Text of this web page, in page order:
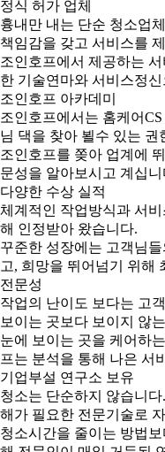
정식 허가 업체
흉내만 내는 단순 청소업
책임감을 갖고 서비스를
조인호프에서 제공하는
한 기술연마와 서비스정
조인호프 아카데미
조인호프에서는 홈케어
님 댁을 찾아 뵐수 있는 권
조인호프를 쫒아 업계에
문성을 알아보시고 계십
다양한 수상 실적
체계적인 작업방식과 서
해 인정받아 왔습니다.
꾸준한 성장에는 고객님
고, 희망을 뛰어넘기 위해
전문성
작업의 난이도 보다는 고
보이는 곳보다 보이지 않
눈에 보이는 곳을 케어하
프는 분석을 통해 나은 서
기업부설 연구소 보유
청소는 단순하지 않습니
해가 필요한 전문기술로
청소시간을 줄이는 방법